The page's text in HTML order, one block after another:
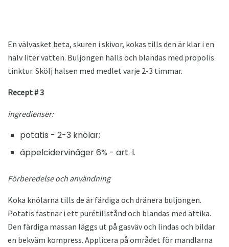
En välvasket beta, skuren i skivor, kokas tills den är klar i en
halv liter vatten. Buljongen hälls och blandas med propolis
tinktur. Skölj halsen med medlet varje 2-3 timmar.
Recept # 3
ingredienser:
potatis - 2-3 knölar;
äppelcidervinäger 6% - art. l.
Förberedelse och användning
Koka knölarna tills de är färdiga och dränera buljongen.
Potatis fastnar i ett purétillstånd och blandas med ättika.
Den färdiga massan läggs ut på gasväv och lindas och bildar
en bekväm kompress. Applicera på området för mandlarna